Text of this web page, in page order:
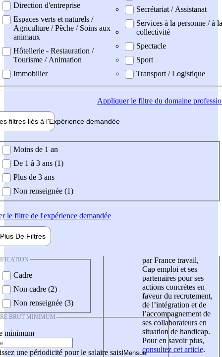
Direction d'entreprise
Espaces verts et naturels /
Agriculture / Pêche / Soins aux
animaux
Hôtellerie - Restauration /
Tourisme / Animation
Immobilier
Secrétariat / Assistanat
Services à la personne / à la
collectivité
Spectacle
Sport
Transport / Logistique
Appliquerle filtre du domaine
filtres liés à l'Expérience demandée
demandée
Moins de 1 an
De 1 à 3 ans (1)
Plus de 3 ans
Non renseignée (1)
le filtre de l'expérience demandée
Plus De Filtres
Cadre
Non cadre (2)
Non renseignée (3)
BRUT MINIMUM
minimum
une périodicité pour le salaire saisi
par France travail,
Cap emploi et ses
partenaires pour ses
actions concrètes en
faveur du recrutement,
de l’intégration et de
l’accompagnement de
ses collaborateurs en
situation de handicap.
Pour en savoir plus,
consultez cet article.